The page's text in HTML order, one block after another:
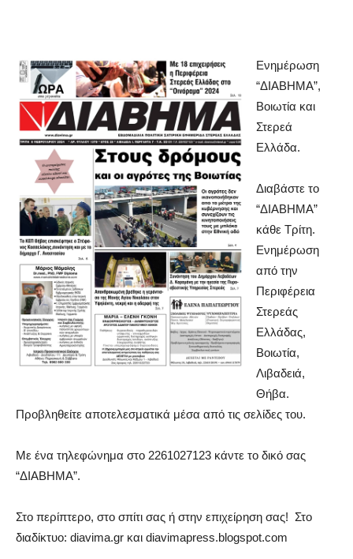
Ενημέρωση
“ΔΙΑΒΗΜΑ”,
Βοιωτία και
Στερεά
Ελλάδα.
Διαβάστε το
“ΔIABHMA”
κάθε Τρίτη.
Ενημέρωση
από την
Περιφέρεια
Στερεάς
Ελλάδας,
Βοιωτία,
Λιβαδειά,
Θήβα.
Προβληθείτε αποτελεσματικά μέσα από τις σελίδες του.
Με ένα τηλεφώνημα στο 2261027123 κάντε το δικό σας
“ΔΙΑΒΗΜΑ”.
Στο περίπτερο, στο σπίτι σας ή στην επιχείρηση σας! Στο
διαδίκτυο: diavima.gr και diavimapress.blogspot.com